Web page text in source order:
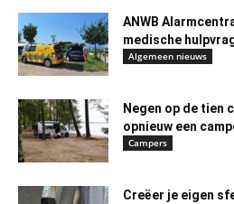
ANWB
medische
Algemeen nieuws
Negen op de tien
opnieuw een
Campers
Creëer je eigen